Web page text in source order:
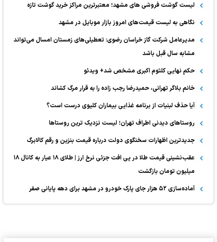
لیست گوشت فروشی های مشهد؛ معتبرترین مراکز خرید گوشت تازه
نگاهی به لیست قیمت‌های امروز بازار موبایل در مشهد
مدیرعامل شرکت گاز خراسان رضوی: تعطیلی‌های زمستان امسال می‌تواند
مشابه سال قبل باشد
حکم نهایی کلثوم اکبری مشخص شد+ ویدئو
خانم بلاگر تهرانی، حمیدرضا رجب زاده را به قرار مرگ کشاند
آیا حذف لبنیات از برنامه غذایی بیماران کلیوی درست است؟
روستاهای دیدنی اطراف تهران؛ لیست نزدیک ترین روستاها
جدیدترین اظهارات سخنگوی دولت درباره قیمت بنزین و رقم کالابرگ
عقب‌نشینی قیمت طلا در پی افت جزئی نرخ ارز | طلای ۱۸ عیار به کانال ۱۸
میلیون تومان بازگشت
آماده‌سازی ۵۲ هزار جای پارک خودرو در مشهد برای دهه پایانی صفر